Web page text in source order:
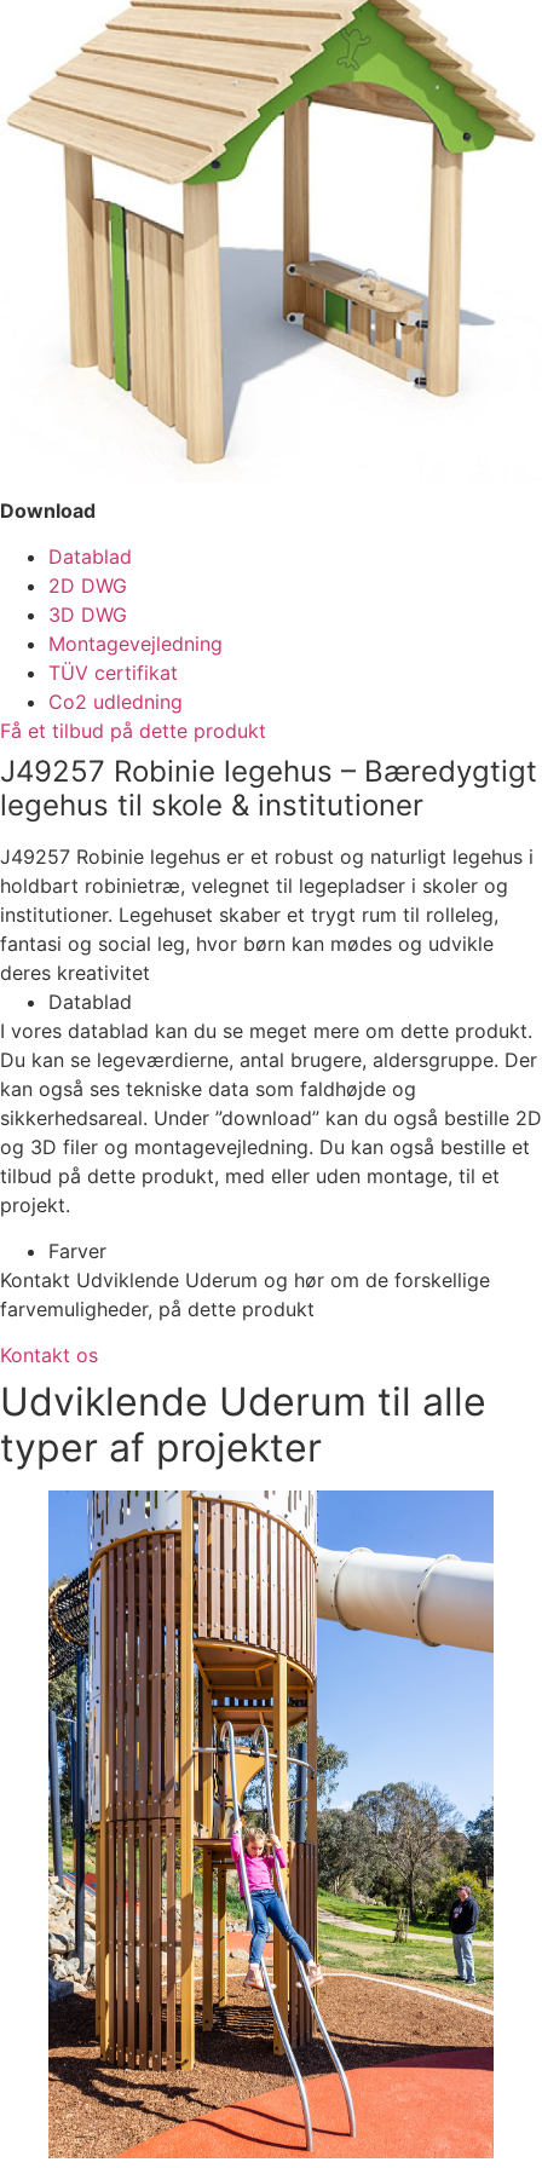
Download
Datablad
2D DWG
3D DWG
Montagevejledning
TÜV certifikat
Co2 udledning
Få et tilbud på dette produkt
J49257 Robinie legehus – Bæredygtigt
legehus til skole & institutioner
J49257 Robinie legehus er et robust og naturligt legehus i
holdbart robinietræ, velegnet til legepladser i skoler og
institutioner. Legehuset skaber et trygt rum til rolleleg,
fantasi og social leg, hvor børn kan mødes og udvikle
deres kreativitet
Datablad
I vores datablad kan du se meget mere om dette produkt.
Du kan se legeværdierne, antal brugere, aldersgruppe. Der
kan også ses tekniske data som faldhøjde og
sikkerhedsareal. Under ”download” kan du også bestille 2D
og 3D filer og montagevejledning. Du kan også bestille et
tilbud på dette produkt, med eller uden montage, til et
projekt.
Farver
Kontakt Udviklende Uderum og hør om de forskellige
farvemuligheder, på dette produkt
Kontakt os
Udviklende Uderum til alle
typer af projekter